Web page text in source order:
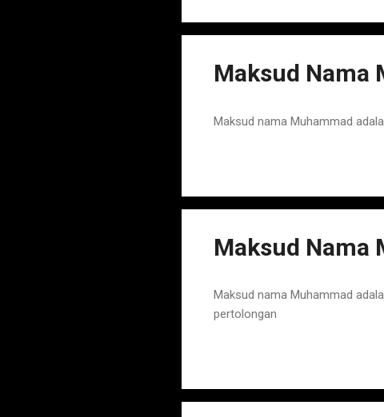
Maksud Nama
Maksud nama Muhammad
Maksud Nama
Maksud nama Muhammad
pertolongan